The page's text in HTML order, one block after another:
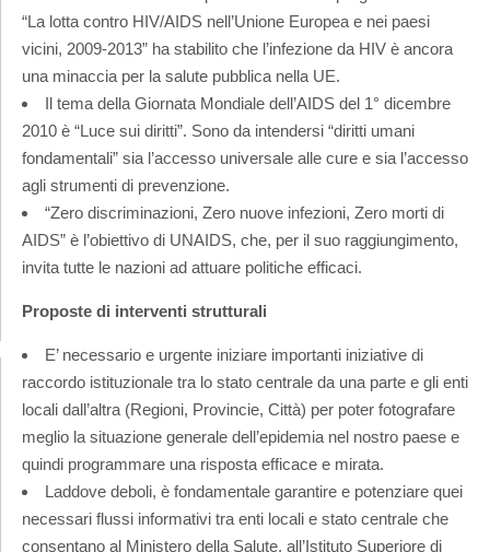
“La lotta contro HIV/AIDS nell’Unione Europea e nei paesi
vicini, 2009-2013” ha stabilito che l’infezione da HIV è ancora
una minaccia per la salute pubblica nella UE.
Il tema della Giornata Mondiale dell’AIDS del 1° dicembre
2010 è “Luce sui diritti”. Sono da intendersi “diritti umani
fondamentali” sia l’accesso universale alle cure e sia l’accesso
agli strumenti di prevenzione.
“Zero discriminazioni, Zero nuove infezioni, Zero morti di
AIDS” è l’obiettivo di UNAIDS, che, per il suo raggiungimento,
invita tutte le nazioni ad attuare politiche efficaci.
Proposte di interventi strutturali
E’ necessario e urgente iniziare importanti iniziative di
raccordo istituzionale tra lo stato centrale da una parte e gli enti
locali dall’altra (Regioni, Provincie, Città) per poter fotografare
meglio la situazione generale dell’epidemia nel nostro paese e
quindi programmare una risposta efficace e mirata.
Laddove deboli, è fondamentale garantire e potenziare quei
necessari flussi informativi tra enti locali e stato centrale che
consentano al Ministero della Salute, all’Istituto Superiore di